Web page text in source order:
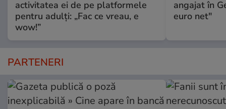
activitatea ei de pe platformele
pentru adulți: „Fac ce vreau, e
wow!”
angajat în
euro net"
PARTENERI